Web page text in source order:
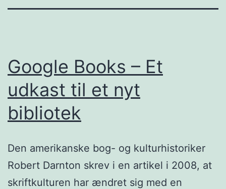
Google Books – Et
udkast til et nyt
bibliotek
Den amerikanske bog- og kulturhistoriker
Robert Darnton skrev i en artikel i 2008, at
skriftkulturen har ændret sig med en